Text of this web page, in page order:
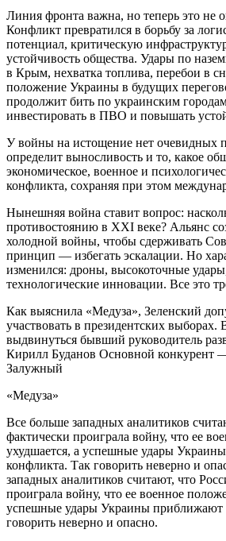
Линия фронта важна, но теперь это не
Конфликт превратился в борьбу за
потенциал, критическую
устойчивость общества. Удары по
в Крым, нехватка топлива, перебои в
положение Украины в будущих
продолжит бить по украинским
инвестировать в ПВО и повышать
У войны на истощение нет очевидных
определит выносливость и то, какое
экономическое, военное и
конфликта, сохраняя при этом
Нынешняя война ставит вопрос:
противостоянию в XXI веке? Альянс
холодной войны, чтобы сдерживать
принцип — избегать эскалации. Но
изменился: дроны, высокоточные
технологические инновации. Все это
Как выяснила «Медуза», Зеленский
участвовать в президентских выборах.
выдвинуться бывший руководитель
Кирилл Буданов Основной конкурент
Залужный
«Медуза»
Все больше западных аналитиков
фактически проиграла войну, что ее
ухудшается, а успешные удары
конфликта. Так говорить неверно и
западных аналитиков считают, что
проиграла войну, что ее военное
успешные удары Украины приближают
говорить неверно и опасно.